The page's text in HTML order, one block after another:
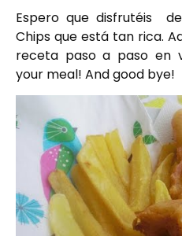
Espero que disfrutéis
Chips que está tan rica.
receta paso a paso en
your meal! And good bye!